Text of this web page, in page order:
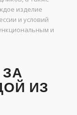
изделие
и условий
и
ИЗ